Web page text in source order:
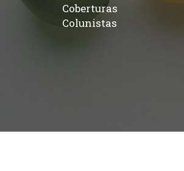
Coberturas
Colunistas